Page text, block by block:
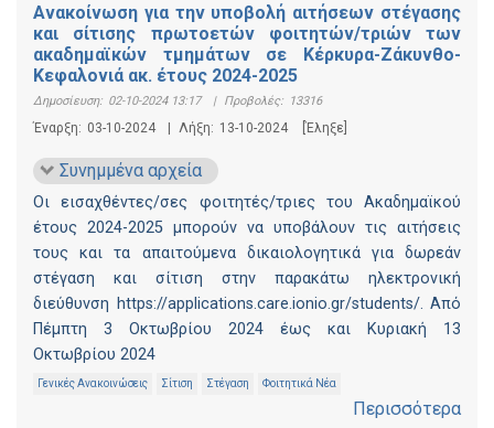
Ανακοίνωση για την υποβολή αιτήσεων στέγασης
και σίτισης πρωτοετών φοιτητών/τριών των
ακαδημαϊκών τμημάτων σε Κέρκυρα-Ζάκυνθο-
Κεφαλονιά ακ. έτους 2024-2025
Δημοσίευση: 02-10-2024 13:17 | Προβολές: 13316
Έναρξη: 03-10-2024 | Λήξη: 13-10-2024 [Έληξε]
Συνημμένα αρχεία
Οι εισαχθέντες/σες φοιτητές/τριες του Ακαδημαϊκού
έτους 2024-2025 μπορούν να υποβάλουν τις αιτήσεις
τους και τα απαιτούμενα δικαιολογητικά για δωρεάν
στέγαση και σίτιση στην παρακάτω ηλεκτρονική
διεύθυνση https://applications.care.ionio.gr/students/. Από
Πέμπτη 3 Οκτωβρίου 2024 έως και Κυριακή 13
Οκτωβρίου 2024
Γενικές Ανακοινώσεις Σίτιση Στέγαση Φοιτητικά Νέα
Περισσότερα